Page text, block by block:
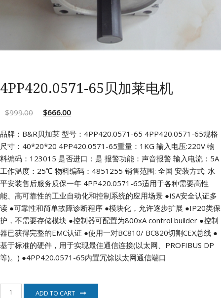
4PP420.0571-65贝加莱电机
$999.00 $666.00
品牌：B&R贝加莱 型号：4PP420.0571-65 4PP420.0571-65规格
尺寸：40*20*20 4PP420.0571-65重量：1KG 输入电压:220V 物
料编码：123015 是否进口：是 报警功能：声音报警 输入电流：5A
工作温度：25℃ 物料编码：4851255 销售范围: 全国 安装方式: 水
平安装售后服务质保一年 4PP420.0571-65适用于各种需要高性
能、高可靠性的工业自动化和控制系统的应用场景 ●ISA安全认证多
读 ●可靠性和简单故障诊断程序 ●模块化，允许逐步扩展 ●IP20类保
护，不需要存储模块 ●控制器可配置为800xA control builder ●控制
器已获得完整的EMC认证 ●使用一对BC810/ BC820切割CEX总线 ●
基于标准的硬件，用于实现最佳通信连接(以太网、PROFIBUS DP
等)。) ●4PP420.0571-65内置冗馀以太网通信端口
ADD TO CART